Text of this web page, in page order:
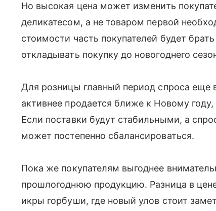
Но высокая цена может изменить
деликатесом, а не товаром первой
стоимости часть покупателей будет
откладывать покупку до новогоднего
Для розницы главный период спроса еще
активнее продается ближе к Новому
Если поставки будут стабильными, а
может постепенно сбалансироваться.
Пока же покупателям выгоднее
прошлогоднюю продукцию. Разница в
икры горбуши, где новый улов стоит